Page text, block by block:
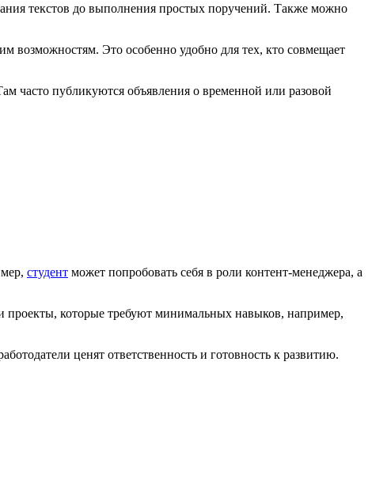
текстов до выполнения простых поручений. Также можно
возможностям. Это особенно удобно для тех, кто совмещает
часто публикуются объявления о временной или разовой
студент может попробовать себя в роли контент-менеджера, а
которые требуют минимальных навыков, например,
ценят ответственность и готовность к развитию.